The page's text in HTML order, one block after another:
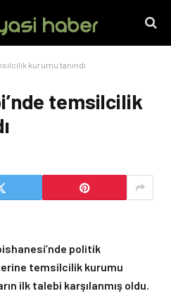
kurumu tanındı
temsilcilik
politik
temsilcilik kurumu
ilk talebi karşılanmış oldu.